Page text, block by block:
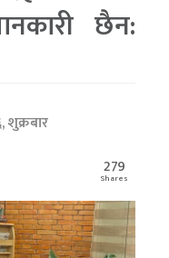
छैन:
शुक्रबार
279
Shares